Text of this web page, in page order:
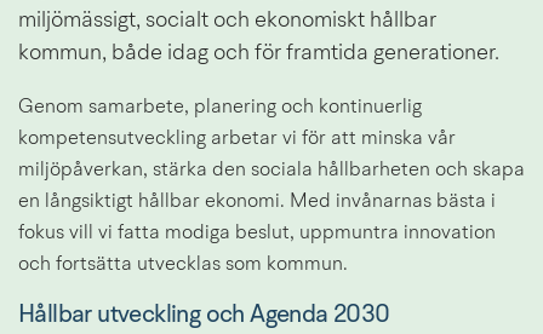
miljömässigt, socialt och ekonomiskt hållbar
kommun, både idag och för framtida generationer.
Genom samarbete, planering och kontinuerlig
kompetensutveckling arbetar vi för att minska vår
miljöpåverkan, stärka den sociala hållbarheten och skapa
en långsiktigt hållbar ekonomi. Med invånarnas bästa i
fokus vill vi fatta modiga beslut, uppmuntra innovation
och fortsätta utvecklas som kommun.
Hållbar utveckling och Agenda 2030